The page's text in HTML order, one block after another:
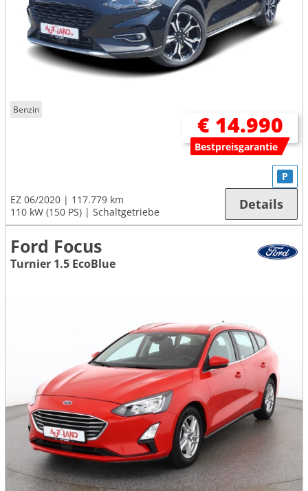
Benzin
€ 14.990
Bestpreisgarantie
EZ 06/2020
117.779 km
110 kW (150 PS)
Schaltgetriebe
P
Details
Ford Focus
Turnier 1.5 EcoBlue